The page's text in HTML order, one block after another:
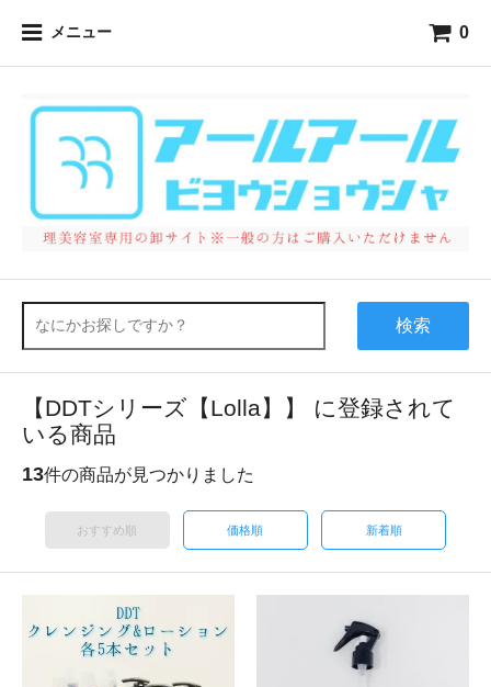
メニュー 0
検索
【DDTシリーズ【Lolla】】 に登録されて
いる商品
13件の商品が見つかりました
おすすめ順 価格順 新着順